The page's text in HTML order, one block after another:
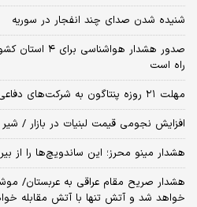
شنیده شدن صدای چند انفجار در سوریه
صدور هشدار
راه است
مهلت ۲۱ روزه پنتاگون به شرکت‌های دفاعی برای تسریع در تحویل سلاح
افزایش نجومی قیمت لبنیات در بازار /
هشدار مینو محرز؛ این ساندویچ‌ها را از
هشدار صریح مقام عراقی به عربستان/
خواهد شد و آتش تنها با آتش مقابله